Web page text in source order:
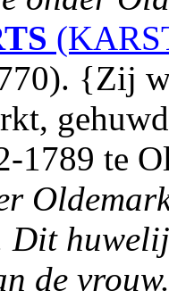
{Zij
1789 te
Dit
de vrouw.